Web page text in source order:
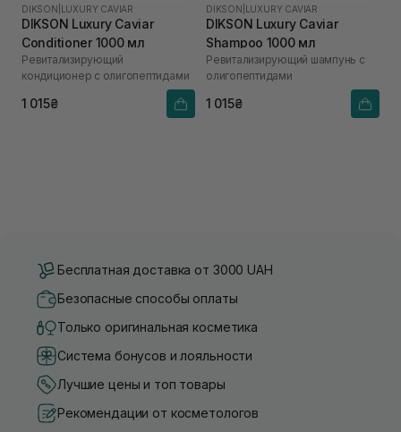
DIKSON LUXURY CAVIAR
DIKSON Luxury Caviar
Conditioner 1000 мл
Ревитализирующий
кондиционер с олигопептидами
1 015₴
DIKSON LUXURY CAVIAR
DIKSON Luxury Caviar
Shampoo 1000 мл
Ревитализирующий шампунь с
олигопептидами
1 015₴
Бесплатная доставка от 3000 UAH
Безопасные способы оплаты
Только оригинальная косметика
Система бонусов и лояльности
Лучшие цены и топ товары
Рекомендации от косметологов